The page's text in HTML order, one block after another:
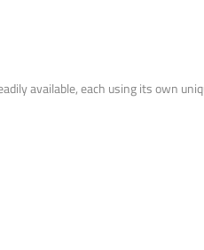
available, each using its own